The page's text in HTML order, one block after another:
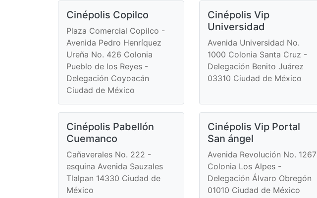
Cinépolis Copilco
Plaza Comercial Copilco -
Avenida Pedro Henríquez
Ureña No. 426 Colonia
Pueblo de los Reyes -
Delegación Coyoacán
Ciudad de México
Cinépolis Vip
Universidad
Avenida Universidad No.
1000 Colonia Santa Cruz -
Delegación Benito Juárez
03310 Ciudad de México
Cinépolis Pabellón
Cuemanco
Cañaverales No. 222 -
esquina Avenida Sauzales
Tlalpan 14330 Ciudad de
México
Cinépolis Vip Portal
San ángel
Avenida Revolución No. 1267
Colonia Los Alpes -
Delegación Álvaro Obregón
01010 Ciudad de México